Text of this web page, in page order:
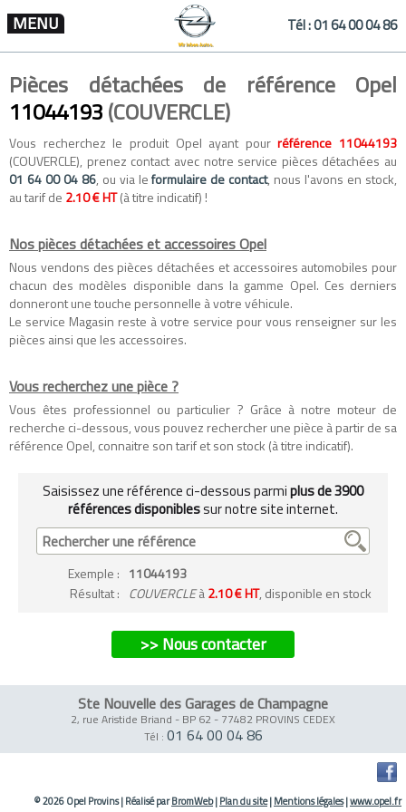
MENU Tél :01 64 00 04 86
Pièces détachées de référence Opel
11044193(COUVERCLE)
Vous recherchez le produit Opel ayant pourréférence 11044193
(COUVERCLE), prenez contact avec notre service pièces détachées au
01 64 00 04 86, ou via leformulaire de contact, nous l'avons en stock,
au tarif de 2.10 € HT(à titre indicatif) !
Nos pièces détachées et accessoires Opel
Nous vendons des pièces détachées etaccessoires automobiles pour
chacun des modèles disponible dans la gamme Opel. Ces derniers
donneront une touche personnelle à votre véhicule.
Le service Magasin reste à votre service pour vous renseigner sur les
pièces ainsi que les accessoires.
Vous recherchez une pièce ?
Vous êtes professionnel ou particulier ? Grâce à notre moteur de
recherche ci-dessous, vous pouvez rechercher une pièce à partir de sa
référence Opel, connaitre son tarif et son stock (à titre indicatif).
Saisissez une référence ci-dessous parmiplus de 3900
références disponiblessur notre site internet.
Exemple : 11044193
Résultat : COUVERCLEà2.10 € HT, disponible en stock
>> Nous contacter
Ste Nouvelle des Garages de Champagne
2, rue Aristide Briand - BP 62 - 77482 PROVINS CEDEX
Tél : 01 64 00 04 86
© 2026 Opel Provins|Réalisé parBromWeb|Plan du site|Mentions légales|www.opel.fr